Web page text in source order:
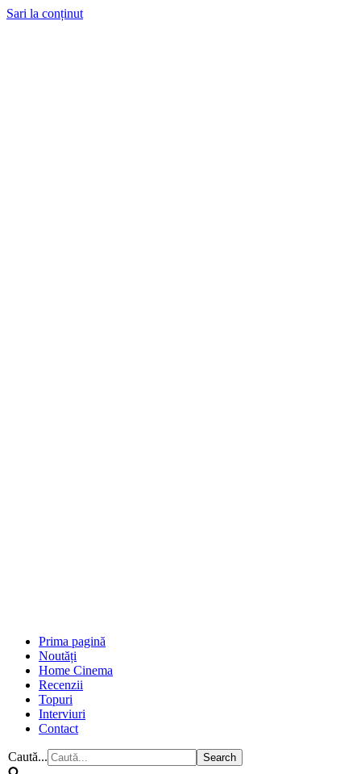
Sari la conținut
Prima pagină
Noutăți
Home Cinema
Recenzii
Topuri
Interviuri
Contact
Caută...